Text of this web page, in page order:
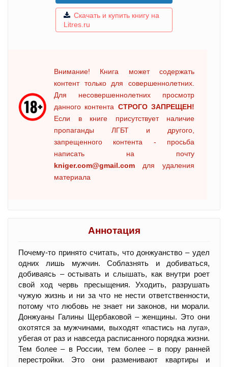
Скачать и купить книгу на
Litres.ru
Внимание! Книга может содержать
контент только для совершеннолетних.
Для несовершеннолетних просмотр
данного контента СТРОГО ЗАПРЕЩЕН!
Если в книге присутствует наличие
пропаганды ЛГБТ и другого,
запрещенного контента - просьба
написать на почту
kniger.com@gmail.com для удаления
материала
Аннотация
Почему-то принято считать, что донжуанство – удел
одних лишь мужчин. Соблазнять и добиваться,
добиваясь – остывать и слышать, как внутри роет
свой ход червь пресыщения. Уходить, разрушать
чужую жизнь и ни за что не нести ответственности,
потому что любовь не знает ни законов, ни морали.
Донжуаны Галины Щербаковой – женщины. Это они
охотятся за мужчинами, выходят «пастись на луга»,
убегая от раз и навсегда расписанного порядка жизни.
Тем более – в России, тем более – в пору ранней
перестройки. Это они разменивают квартиры и